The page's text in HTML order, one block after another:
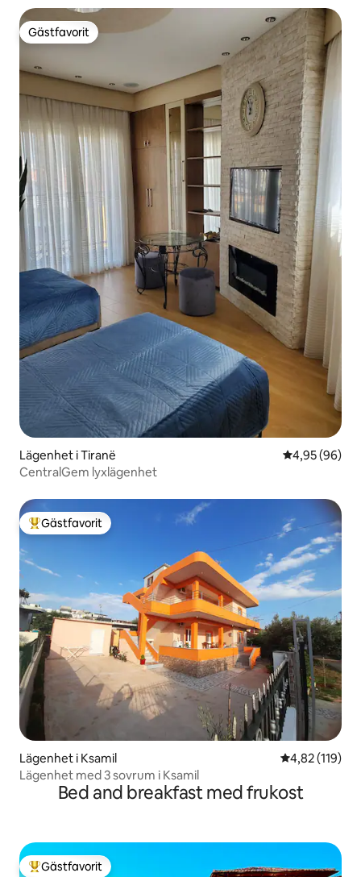
Gästfavorit
Gästfavorit
Lägenhet i Tiranë 4,95 av 5 i
4,95 (96)
CentralGem lyxlägenhet
Populär gästfavorit
Gästfavorit
Lägenhet i Ksamil 4,82 av 5 i
4,82 (119)
Lägenhet med 3 sovrum i Ksamil
Bed and breakfast med frukost
Populär gästfavorit
Gästfavorit